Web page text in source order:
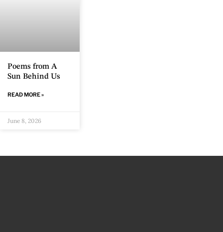
Poems from A
Sun Behind Us
READ MORE »
June 8, 2026